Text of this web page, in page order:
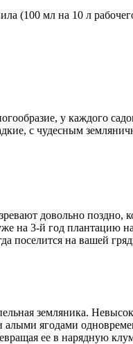
(100 мл на 10 л
у каждого
с чудесным
довольно
на 3-й год плантацию
поселится на вашей
земляника.
ягодами
ее в нарядную